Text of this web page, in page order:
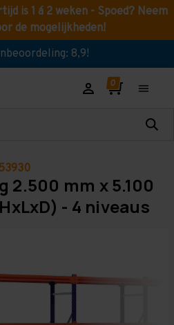
is 1 á 2 weken - Spoed? Neem
de mogelijkheden!
8,9!
mm x 5.100
- 4 niveaus